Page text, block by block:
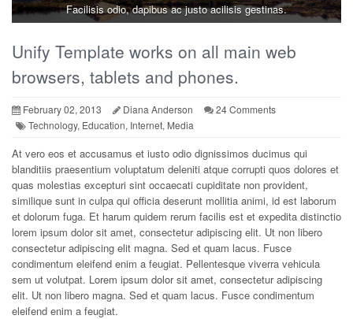
Facilisis odio, dapibus ac justo acilisis gestinas.
Unify Template works on all main web
browsers, tablets and phones.
February 02, 2013 Diana Anderson
24 Comments
Technology, Education, Internet, Media
At vero eos et accusamus et iusto odio dignissimos ducimus qui
blanditiis praesentium voluptatum deleniti atque corrupti quos dolores et
quas molestias excepturi sint occaecati cupiditate non provident,
similique sunt in culpa qui officia deserunt mollitia animi, id est laborum
et dolorum fuga. Et harum quidem rerum facilis est et expedita distinctio
lorem ipsum dolor sit amet, consectetur adipiscing elit. Ut non libero
consectetur adipiscing elit magna. Sed et quam lacus. Fusce
condimentum eleifend enim a feugiat. Pellentesque viverra vehicula
sem ut volutpat. Lorem ipsum dolor sit amet, consectetur adipiscing
elit. Ut non libero magna. Sed et quam lacus. Fusce condimentum
eleifend enim a feugiat.